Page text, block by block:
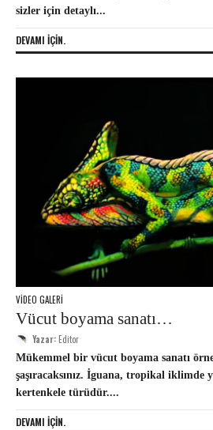
sizler için detaylı...
DEVAMI IÇIN.
VIDEO GALERI
Vücut boyama sanatı…
Yazar:Editor
Mükemmel bir vücut boyama sanatı
şaşıracaksınız. İguana, tropikal iklimde
kertenkele türüdür....
DEVAMI IÇIN.